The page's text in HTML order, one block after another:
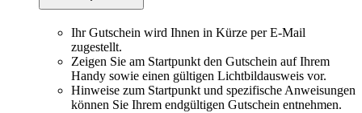
Ihr Gutschein wird Ihnen in Kürze per E-Mail
zugestellt.
Zeigen Sie am Startpunkt den Gutschein auf Ihrem
Handy sowie einen gültigen Lichtbildausweis vor.
Hinweise zum Startpunkt und spezifische Anweisungen
können Sie Ihrem endgültigen Gutschein entnehmen.